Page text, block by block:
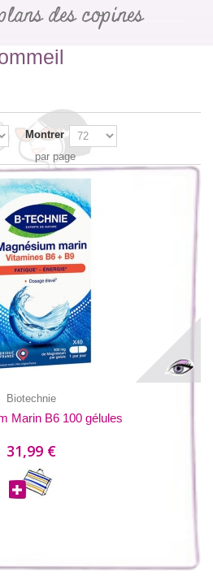
des copines
Montrer
par page
Biotechnie
Marin B6 100 gélules
31,99 €